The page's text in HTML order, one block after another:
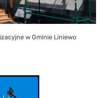
w Gminie Liniewo